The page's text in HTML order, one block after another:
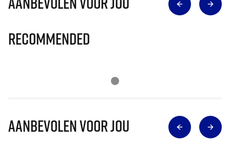
Recommended
Aanbevolen voor jou